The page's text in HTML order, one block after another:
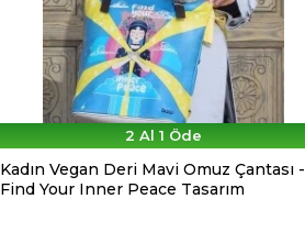
2 Al 1 Öde
Kadın Vegan Deri Mavi Omuz Çantası -
Find Your Inner Peace Tasarım